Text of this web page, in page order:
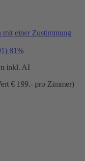
mit einer Zustimmung
81%
inkl. AI
€ 199.- pro Zimmer)